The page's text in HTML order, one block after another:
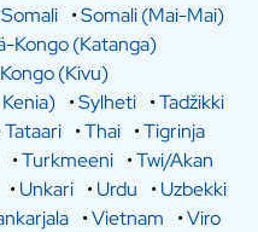
Somali •Somali (Mai-Mai)
Kongo (Katanga)
(Kivu)
•Sylheti •Tadžikki
Tataari •Thai •Tigrinja
•Turkmeeni •Twi/Akan
•Unkari •Urdu •Uzbekki
•Vietnam •Viro